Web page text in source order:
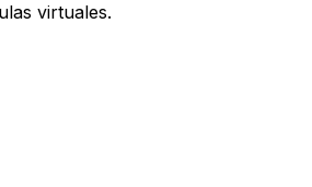
virtuales.